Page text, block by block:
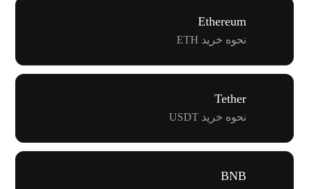
Ethereum
نحوه خرید ETH
Tether
نحوه خرید USDT
BNB